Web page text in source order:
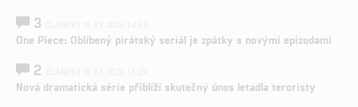
3
One Piece: Oblíbený pirátský seriál je zpátky s novými epizodami
2
Nová dramatická série přiblíží skutečný únos letadla teroristy